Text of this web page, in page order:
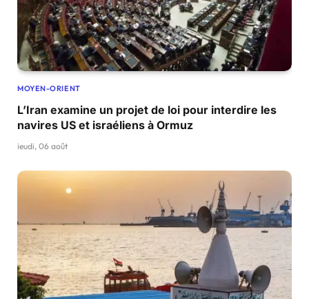
MOYEN-ORIENT
L’Iran examine un projet de loi pour interdire les
navires US et israéliens à Ormuz
jeudi, 06 août